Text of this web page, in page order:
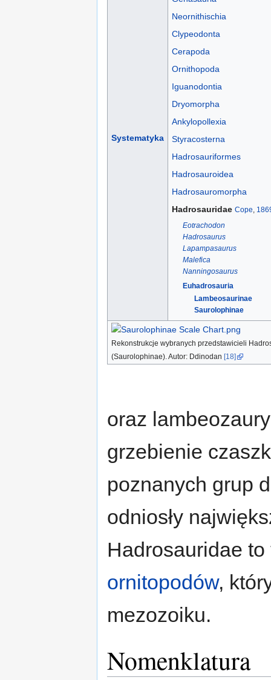
Systematyka
Neornithischia
Clypeodonta
Cerapoda
Ornithopoda
Iguanodontia
Dryomorpha
Ankylopollexia
Styracosterna
Hadrosauriformes
Hadrosauroidea
Hadrosauromorpha
Hadrosauridae Cope
Eotrachodon
Hadrosaurus
Lapampasaurus
Malefica
Nanningosaurus
Euhadrosauria
Lambeosaurinae
Saurolophinae
Rekonstrukcje wybranych przedstawicieli
(Saurolophinae). Autor: Ddinodan [18]
oraz
grzebienie
poznanych grup
odniosły
Hadrosauridae
ornitopodów,
mezozoiku.
Nomenklatura